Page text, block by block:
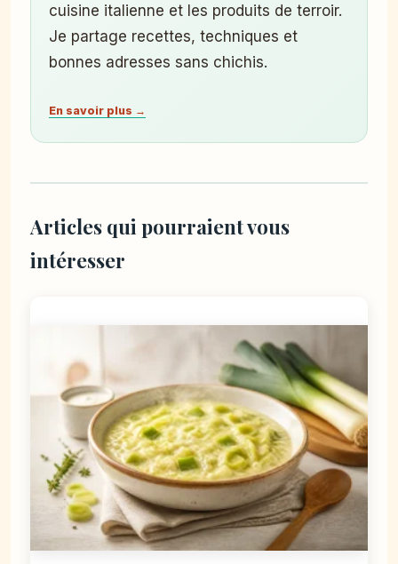
cuisine italienne et les produits de terroir.
Je partage recettes, techniques et
bonnes adresses sans chichis.
En savoir plus →
Articles qui pourraient vous
intéresser